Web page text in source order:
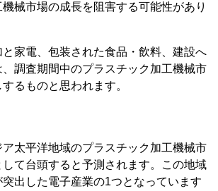
械市場の成長を阻害する可能性があり
家電、包装された食品・飲料、建設へ
調査期間中のプラスチック加工機械市
るものと思われます。
太平洋地域のプラスチック加工機械市
て台頭すると予測されます。この地域
出した電子産業の1つとなっています